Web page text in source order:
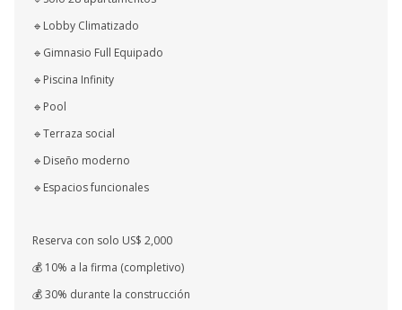
🔹Lobby Climatizado
🔹Gimnasio Full Equipado
🔹Piscina Infinity
🔹Pool
🔹Terraza social
🔹Diseño moderno
🔹Espacios funcionales
Reserva con solo US$ 2,000
💰 10% a la firma (completivo)
💰 30% durante la construcción